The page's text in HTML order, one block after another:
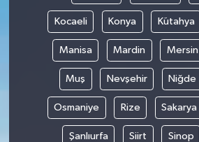
Kocaeli Konya Kütahya
Manisa Mardin Mersin
Muş Nevşehir Niğde
Osmaniye Rize Sakarya
Şanlıurfa Siirt Sinop